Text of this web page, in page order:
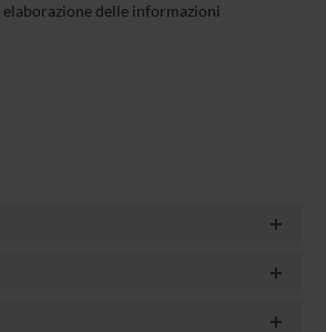
delle informazioni